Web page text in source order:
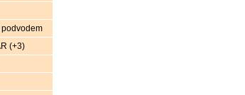
podvodem
(+3)